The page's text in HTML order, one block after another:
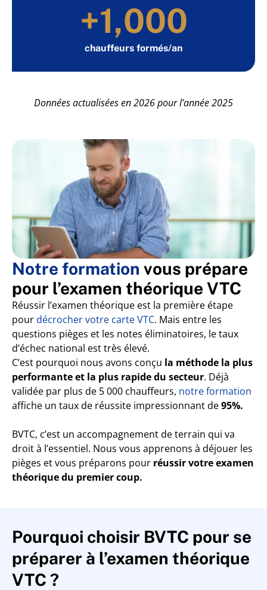
chauffeurs formés/an
+1,000
Données actualisées en 2026 pour l’année 2025
Notre formation vous prépare
pour l’examen théorique VTC
Réussir l’examen théorique est la première étape
pourdécrocher votre carte VTC. Mais entre les
questions pièges et les notes éliminatoires, le taux
d’échec national est très élevé.
C’est pourquoi nous avons conçu la méthode la plus
performante et la plus rapide du secteur. Déjà
validée par plus de 5 000 chauffeurs, notre formation
affiche un taux de réussite impressionnant de95%.
BVTC, c’est un accompagnement de terrain qui va
droit à l’essentiel. Nous vous apprenons à déjouer les
pièges et vous préparons pour réussir votre examen
théorique du premier coup.
Pourquoi choisir BVTC pour se
préparer à l’examen théorique
VTC ?